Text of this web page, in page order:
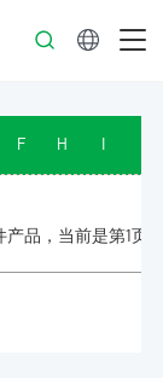
F H
品，当前是第1页